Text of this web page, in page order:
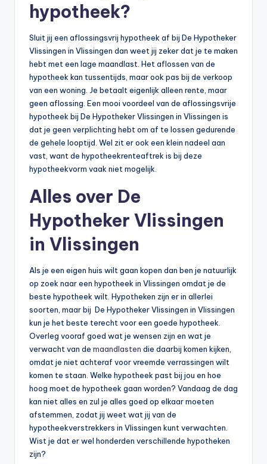
hypotheek?
Sluit jij een aflossingsvrij hypotheek af bij De Hypotheker
Vlissingen in Vlissingen dan weet jij zeker dat je te maken
hebt met een lage maandlast. Het aflossen van de
hypotheek kan tussentijds, maar ook pas bij de verkoop
van een woning. Je betaalt eigenlijk alleen rente, maar
geen aflossing. Een mooi voordeel van de aflossingsvrije
hypotheek bij De Hypotheker Vlissingen in Vlissingen is
dat je geen verplichting hebt om af te lossen gedurende
de gehele looptijd. Wel zit er ook een klein nadeel aan
vast, want de hypotheekrenteaftrek is bij deze
hypotheekvorm vaak niet mogelijk.
Alles over De
Hypotheker Vlissingen
in Vlissingen
Als je een eigen huis wilt gaan kopen dan ben je natuurlijk
op zoek naar een hypotheek in Vlissingen omdat je de
beste hypotheek wilt. Hypotheken zijn er in allerlei
soorten, maar bij De Hypotheker Vlissingen in Vlissingen
kun je het beste terecht voor een goede hypotheek.
Overleg vooraf goed wat je wensen zijn en wat je
verwacht van de maandlasten die daarbij komen kijken,
omdat je niet achteraf voor vreemde verrassingen wilt
komen te staan. Welke hypotheek past bij jou en hoe
hoog moet de hypotheek gaan worden? Vandaag de dag
kan niet alles en zul je alles goed op elkaar moeten
afstemmen, zodat jij weet wat jij van de
hypotheekverstrekkers in Vlissingen kunt verwachten.
Wist je dat er wel honderden verschillende hypotheken
zijn?